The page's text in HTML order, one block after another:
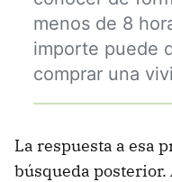
menos de 8
importe puede
comprar una
La respuesta a esa
búsqueda